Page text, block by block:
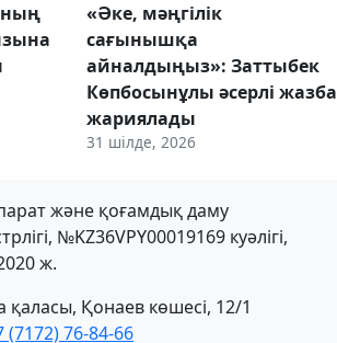
«Әке, мәңгілік
сағынышқа
айналдыңыз»: Заттыбек
Көпбосынұлы әсерлі жазба
жариялады
31 шілде, 2026
және қоғамдық даму
№KZ36VPY00019169 куәлігі,
ж.
қаласы, Қонаев көшесі, 12/1
(7172) 76-84-66